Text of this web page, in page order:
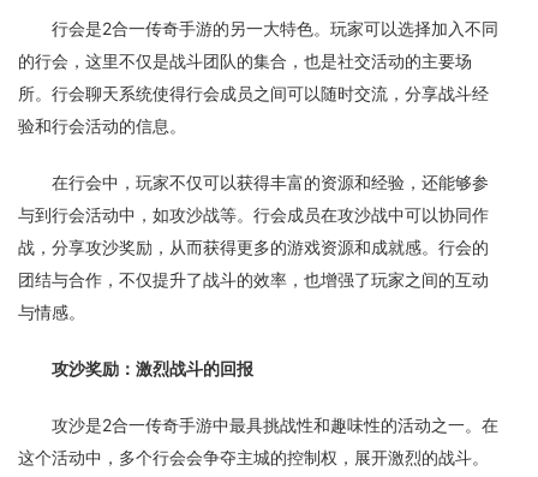
行会是2合一传奇手游的另一大特色。玩家可以选择加入不同
的行会，这里不仅是战斗团队的集合，也是社交活动的主要场
所。行会聊天系统使得行会成员之间可以随时交流，分享战斗经
验和行会活动的信息。
在行会中，玩家不仅可以获得丰富的资源和经验，还能够参
与到行会活动中，如攻沙战等。行会成员在攻沙战中可以协同作
战，分享攻沙奖励，从而获得更多的游戏资源和成就感。行会的
团结与合作，不仅提升了战斗的效率，也增强了玩家之间的互动
与情感。
攻沙奖励：激烈战斗的回报
攻沙是2合一传奇手游中最具挑战性和趣味性的活动之一。在
这个活动中，多个行会会争夺主城的控制权，展开激烈的战斗。